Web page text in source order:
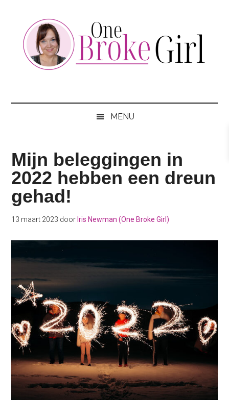
content
secondary
MENU
Mijn beleggingen in
2022 hebben een dreun
gehad!
13 maart 2023 door Iris Newman (One Broke Girl)